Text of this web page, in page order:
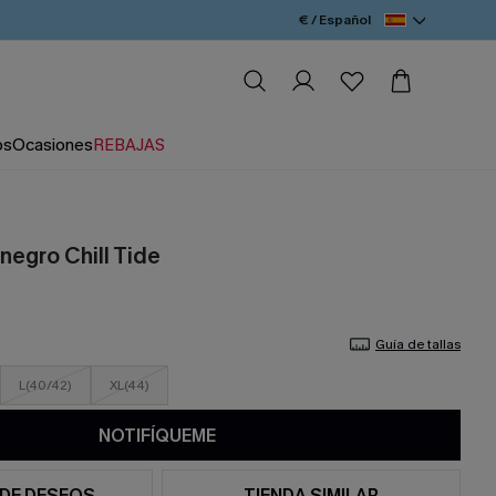
€ / Español
OcasionesREBAJAS
Chill Tide
Guía de tallas
L(40/42) XL(44)
NOTIFÍQUEME